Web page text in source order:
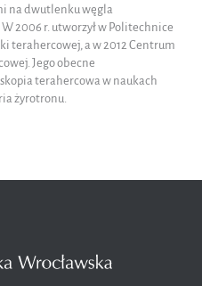
na dwutlenku węgla
2006 r. utworzył w Politechnice
terahercowej, a w 2012 Centrum
Jego obecne
terahercowa w naukach
żyrotronu.